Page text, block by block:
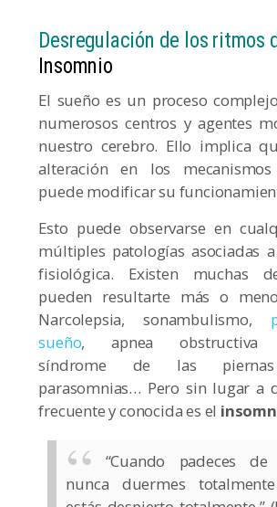
Desregulación de los ritmos
Insomnio
El sueño es un proceso
numerosos centros y agentes
nuestro cerebro. Ello implica
alteración en los mecanismos
puede modificar su
Esto puede observarse en
múltiples patologías asociadas
fisiológica. Existen muchas
pueden resultarte más o
Narcolepsia, sonambulismo,
sueño, apnea obstructiva
síndrome de las piernas
parasomnias… Pero sin lugar a
frecuente y conocida es el
“Cuando padeces de
nunca duermes